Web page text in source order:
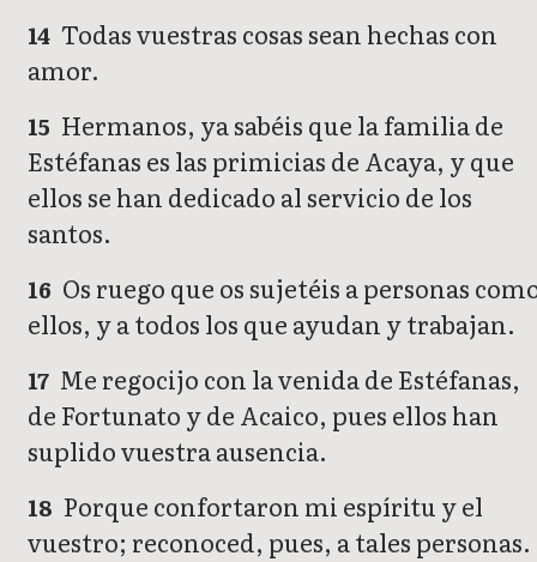
14 Todas vuestras cosas sean hechas con
amor.
15 Hermanos, ya sabéis que la familia de
Estéfanas es las primicias de Acaya, y que
ellos se han dedicado al servicio de los
santos.
16 Os ruego que os sujetéis a personas
ellos, y a todos los que ayudan y trabajan.
17 Me regocijo con la venida de Estéfanas,
de Fortunato y de Acaico, pues ellos han
suplido vuestra ausencia.
18 Porque confortaron mi espíritu y el
vuestro; reconoced, pues, a tales personas.